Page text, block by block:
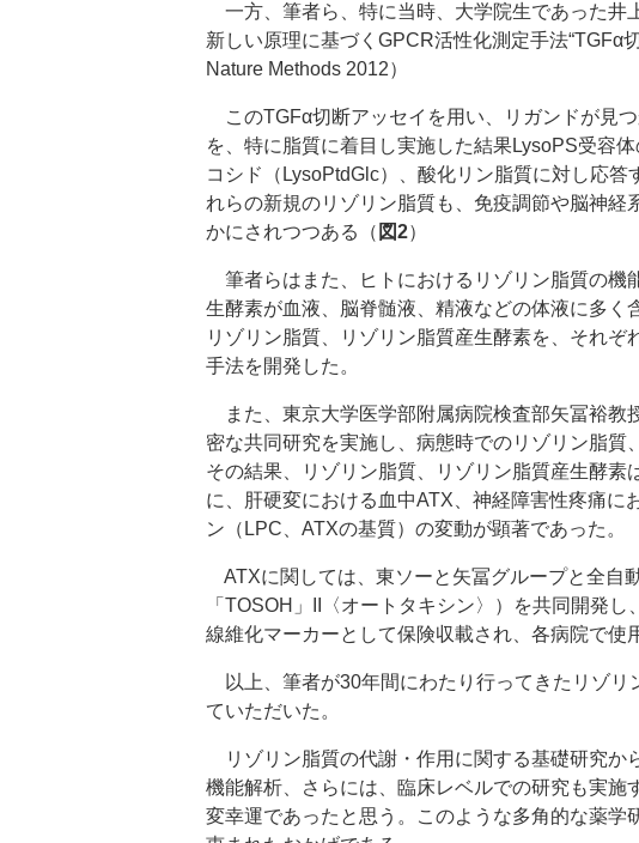
一方、筆者ら、特に当時、大学院生であった井
新しい原理に基づくGPCR活性化測定手法“TGFα
Nature Methods 2012）
このTGFα切断アッセイを用い、リガンドが見
を、特に脂質に着目し実施した結果LysoPS受容
コシド（LysoPtdGlc）、酸化リン脂質に対し応
れらの新規のリゾリン脂質も、免疫調節や脳神経
かにされつつある（ 図2）
筆者らはまた、ヒトにおけるリゾリン脂質の機
生酵素が血液、脳脊髄液、精液などの体液に多
リゾリン脂質、リゾリン脂質産生酵素を、それ
手法を開発した。
また、東京大学医学部附属病院検査部矢冨裕教
密な共同研究を実施し、病態時でのリゾリン脂質
その結果、リゾリン脂質、リゾリン脂質産生酵
に、肝硬変における血中ATX、神経障害性疼痛に
ン（LPC、ATXの基質）の変動が顕著であった。
ATXに関しては、東ソーと矢冨グループと全自
「TOSOH」II〈オートタキシン〉）を共同開発
線維化マーカーとして保険収載され、各病院で使
以上、筆者が30年間にわたり行ってきたリゾリ
ていただいた。
リゾリン脂質の代謝・作用に関する基礎研究か
機能解析、さらには、臨床レベルでの研究も実施
変幸運であったと思う。このような多角的な薬学